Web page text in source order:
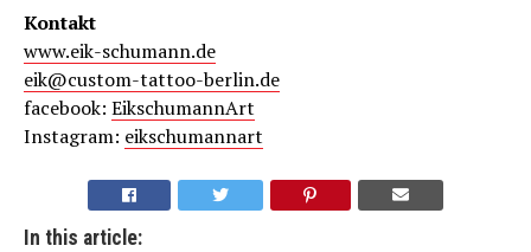
Kontakt
www.eik-schumann.de
eik@custom-tattoo-berlin.de
facebook: EikschumannArt
Instagram: eikschumannart
In this article: